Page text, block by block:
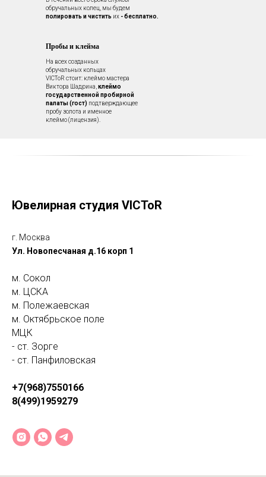
обручальных колец, мы будем
полировать и чистить их - бесплатно.
Пробы и клейма
На всех созданных
обручальных кольцах
VICToR стоит: клеймо мастера
Виктора Шадрина, клеймо
государственной пробирной
палаты (гост) подтверждающее
пробу золота и именное
клеймо (лицензия).
Ювелирная студия VICToR
г. Москва
Ул. Новопесчаная д.16 корп 1
м. Сокол
м. ЦСКА
м. Полежаевская
м. Октябрьское поле
МЦК
- ст. Зорге
- ст. Панфиловская
+7(968)7550166
8(499)1959279